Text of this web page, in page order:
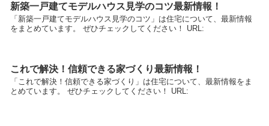
新築一戸建てモデルハウス見学のコツ最新情報！
「新築一戸建てモデルハウス見学のコツ」は住宅について、最新情報
をまとめています。 ぜひチェックしてください！ URL:
これで解決！信頼できる家づくり最新情報！
「これで解決！信頼できる家づくり」は住宅について、最新情報をま
とめています。 ぜひチェックしてください！ URL: